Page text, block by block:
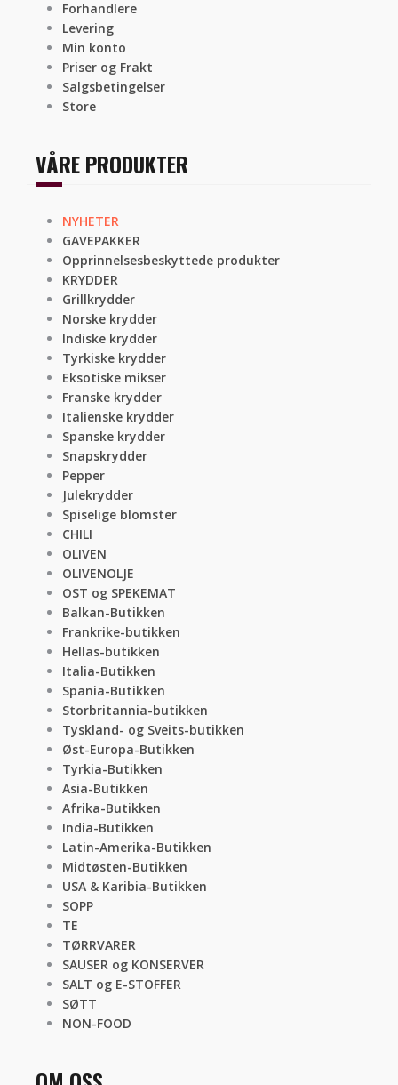
Forhandlere
Levering
Min konto
Priser og Frakt
Salgsbetingelser
Store
VÅRE PRODUKTER
NYHETER
GAVEPAKKER
Opprinnelsesbeskyttede produkter
KRYDDER
Grillkrydder
Norske krydder
Indiske krydder
Tyrkiske krydder
Eksotiske mikser
Franske krydder
Italienske krydder
Spanske krydder
Snapskrydder
Pepper
Julekrydder
Spiselige blomster
CHILI
OLIVEN
OLIVENOLJE
OST og SPEKEMAT
Balkan-Butikken
Frankrike-butikken
Hellas-butikken
Italia-Butikken
Spania-Butikken
Storbritannia-butikken
Tyskland- og Sveits-butikken
Øst-Europa-Butikken
Tyrkia-Butikken
Asia-Butikken
Afrika-Butikken
India-Butikken
Latin-Amerika-Butikken
Midtøsten-Butikken
USA & Karibia-Butikken
SOPP
TE
TØRRVARER
SAUSER og KONSERVER
SALT og E-STOFFER
SØTT
NON-FOOD